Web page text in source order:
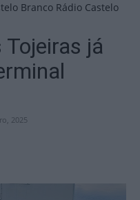
Rádio Castelo
já
2025